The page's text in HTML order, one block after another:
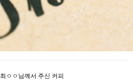
최ㅇㅇ님께서 주신 커피